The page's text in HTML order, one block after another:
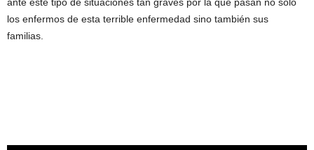
los enfermos de esta terrible enfermedad sino también sus
familias.